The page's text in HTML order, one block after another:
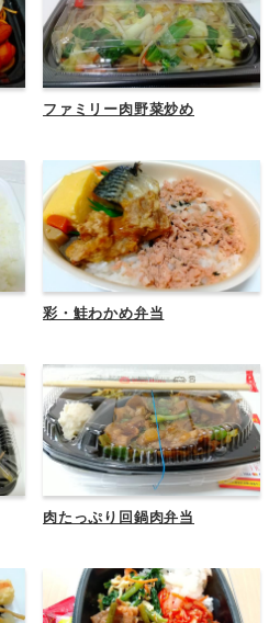
ファミリー肉野菜炒め
彩・鮭わかめ弁当
肉たっぷり回鍋肉弁当